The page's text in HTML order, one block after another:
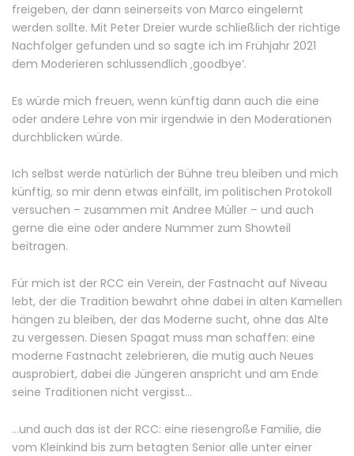
freigeben, der dann seinerseits von Marco eingelernt
werden sollte. Mit Peter Dreier wurde schließlich der richtige
Nachfolger gefunden und so sagte ich im Frühjahr 2021
dem Moderieren schlussendlich ‚goodbye‘.
Es würde mich freuen, wenn künftig dann auch die eine
oder andere Lehre von mir irgendwie in den Moderationen
durchblicken würde.
Ich selbst werde natürlich der Bühne treu bleiben und mich
künftig, so mir denn etwas einfällt, im politischen Protokoll
versuchen – zusammen mit Andree Müller – und auch
gerne die eine oder andere Nummer zum Showteil
beitragen.
Für mich ist der RCC ein Verein, der Fastnacht auf Niveau
lebt, der die Tradition bewahrt ohne dabei in alten Kamellen
hängen zu bleiben, der das Moderne sucht, ohne das Alte
zu vergessen. Diesen Spagat muss man schaffen: eine
moderne Fastnacht zelebrieren, die mutig auch Neues
ausprobiert, dabei die Jüngeren anspricht und am Ende
seine Traditionen nicht vergisst…
…und auch das ist der RCC: eine riesengroße Familie, die
vom Kleinkind bis zum betagten Senior alle unter einer